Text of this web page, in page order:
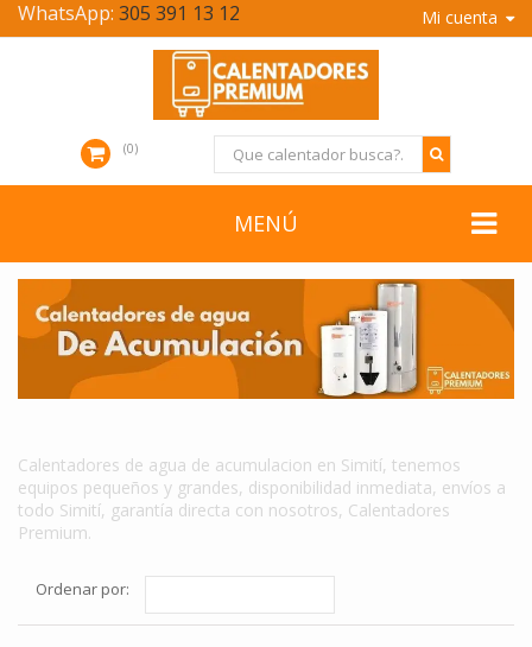
Mi cuenta
WhatsApp: 305 391 13 12
0
MENÚ
Calentadores de agua de acumulacion en Simití, tenemos
equipos pequeños y grandes, disponibilidad inmediata, envíos a
todo Simití, garantía directa con nosotros, Calentadores
Premium.
Ordenar por: